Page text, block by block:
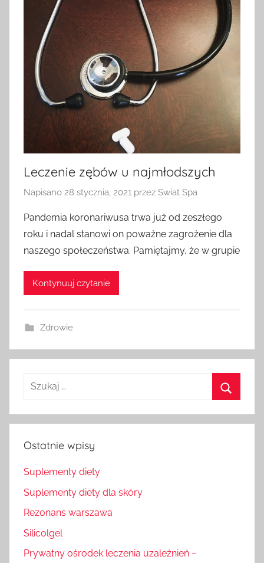
Leczenie zębów u najmłodszych
Napisano 28 stycznia, 2021 przez Swiat Spa
Pandemia koronariwusa trwa już od zeszłego
roku i nadal stanowi on poważne zagrożenie dla
naszego społeczeństwa. Pamiętajmy, że w grupie
Kontynuuj czytanie
Zdrowie
Szukaj
Ostatnie wpisy
Suplementy diety
Suplementy diety dla skóry
Rezonans warszawa
Silicolgel
Prywatny ośrodek leczenia uzależnień –